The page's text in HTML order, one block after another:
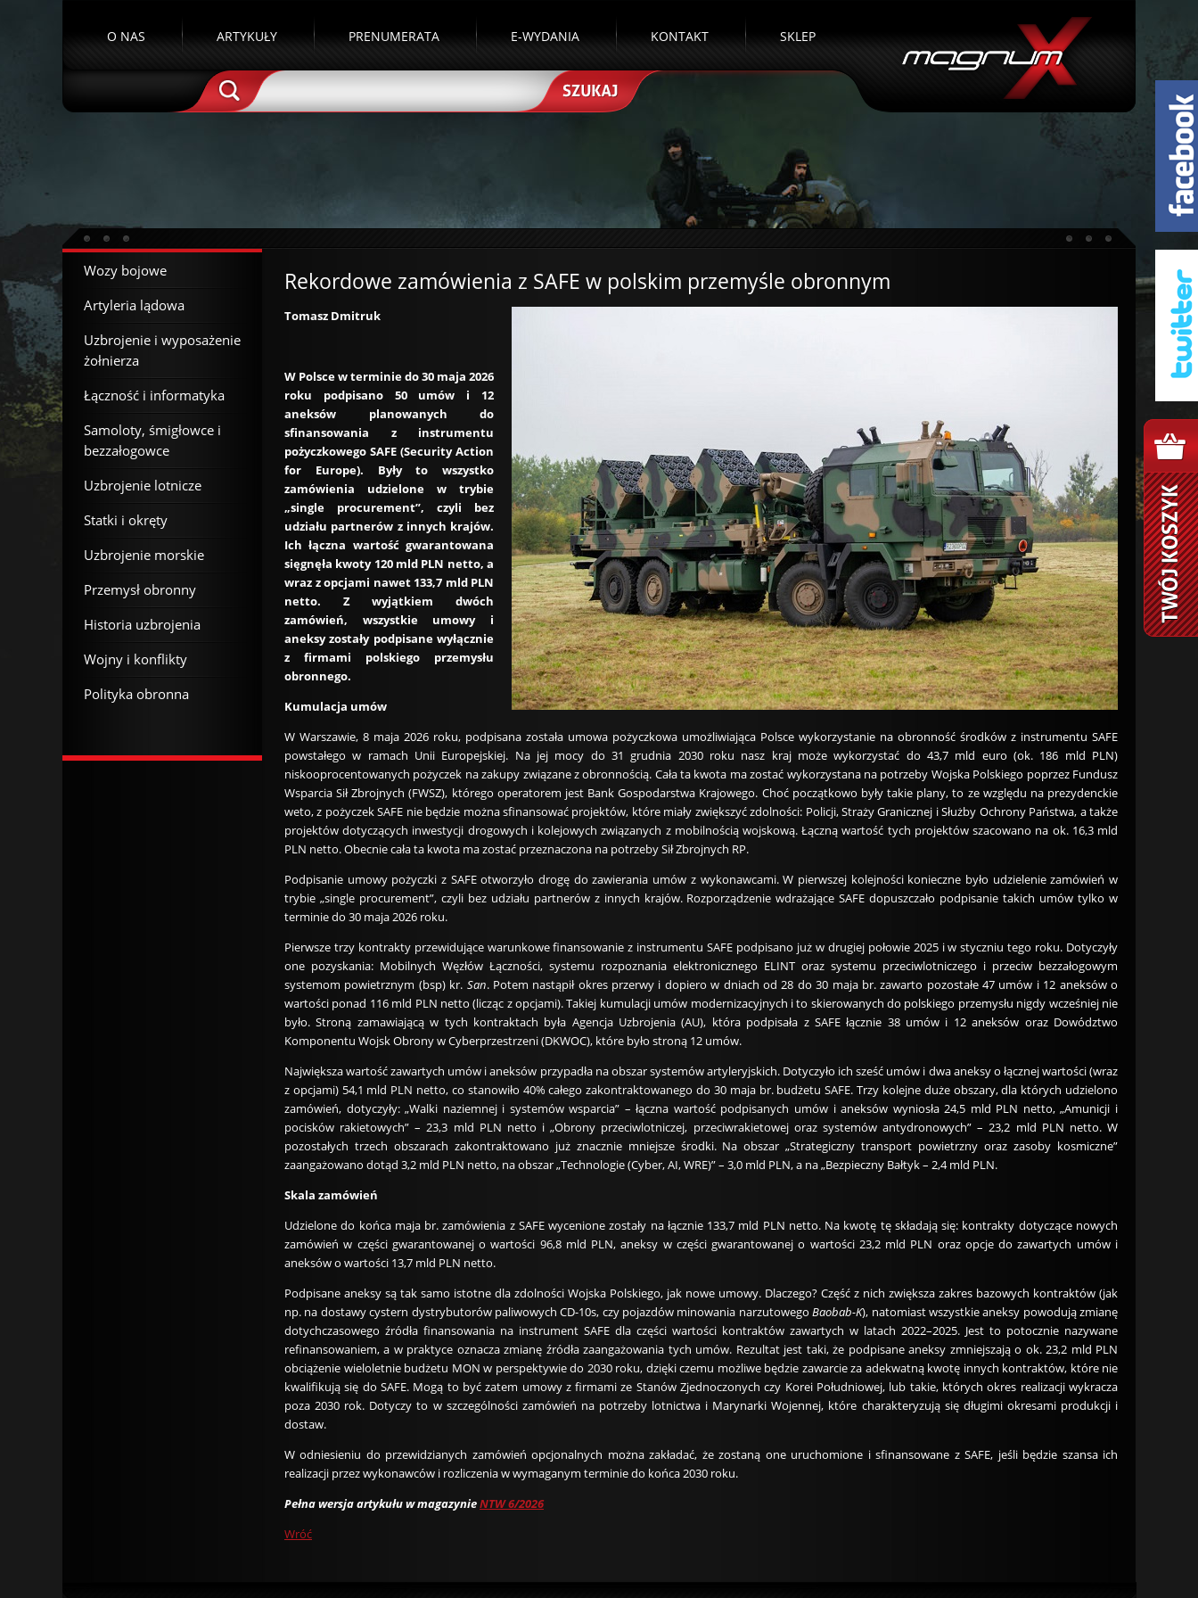
O NAS ARTYKUŁY PRENUMERATA E-WYDANIA KONTAKT SKLEP
Rekordowe zamówienia z SAFE w polskim przemyśle obronnym
Tomasz Dmitruk
W Polsce w terminie do 30 maja 2026
roku podpisano 50 umów i 12
aneksów planowanych do
sfinansowania z instrumentu
pożyczkowego SAFE (Security Action
for Europe). Były to wszystko
zamówienia udzielone w trybie
„single procurement”, czyli bez
udziału partnerów z innych krajów.
Ich łączna wartość gwarantowana
sięgnęła kwoty 120 mld PLN netto, a
wraz z opcjami nawet 133,7 mld PLN
netto. Z wyjątkiem dwóch
zamówień, wszystkie umowy i
aneksy zostały podpisane wyłącznie
z firmami polskiego przemysłu
obronnego.
Kumulacja umów
W Warszawie, 8 maja 2026 roku, podpisana została umowa pożyczkowa umożliwiająca Polsce wykorzystanie na obronność środków z instrumentu SAFE
powstałego w ramach Unii Europejskiej. Na jej mocy do 31 grudnia 2030 roku nasz kraj może wykorzystać do 43,7 mld euro (ok. 186 mld PLN)
niskooprocentowanych pożyczek na zakupy związane z obronnością. Cała ta kwota ma zostać wykorzystana na potrzeby Wojska Polskiego poprzez Fundusz
Wsparcia Sił Zbrojnych (FWSZ), którego operatorem jest Bank Gospodarstwa Krajowego. Choć początkowo były takie plany, to ze względu na prezydenckie
weto, z pożyczek SAFE nie będzie można sfinansować projektów, które miały zwiększyć zdolności: Policji, Straży Granicznej i Służby Ochrony Państwa, a także
projektów dotyczących inwestycji drogowych i kolejowych związanych z mobilnością wojskową. Łączną wartość tych projektów szacowano na ok. 16,3 mld
PLN netto. Obecnie cała ta kwota ma zostać przeznaczona na potrzeby Sił Zbrojnych RP.
Podpisanie umowy pożyczki z SAFE otworzyło drogę do zawierania umów z wykonawcami. W pierwszej kolejności konieczne było udzielenie zamówień w
trybie „single procurement”, czyli bez udziału partnerów z innych krajów. Rozporządzenie wdrażające SAFE dopuszczało podpisanie takich umów tylko w
terminie do 30 maja 2026 roku.
Pierwsze trzy kontrakty przewidujące warunkowe finansowanie z instrumentu SAFE podpisano już w drugiej połowie 2025 i w styczniu tego roku. Dotyczyły
one pozyskania: Mobilnych Węzłów Łączności, systemu rozpoznania elektronicznego ELINT oraz systemu przeciwlotniczego i przeciw bezzałogowym
systemom powietrznym (bsp) kr. San. Potem nastąpił okres przerwy i dopiero w dniach od 28 do 30 maja br. zawarto pozostałe 47 umów i 12 aneksów o
wartości ponad 116 mld PLN netto (licząc z opcjami). Takiej kumulacji umów modernizacyjnych i to skierowanych do polskiego przemysłu nigdy wcześniej nie
było. Stroną zamawiającą w tych kontraktach była Agencja Uzbrojenia (AU), która podpisała z SAFE łącznie 38 umów i 12 aneksów oraz Dowództwo
Komponentu Wojsk Obrony w Cyberprzestrzeni (DKWOC), które było stroną 12 umów.
Największa wartość zawartych umów i aneksów przypadła na obszar systemów artyleryjskich. Dotyczyło ich sześć umów i dwa aneksy o łącznej wartości (wraz
z opcjami) 54,1 mld PLN netto, co stanowiło 40% całego zakontraktowanego do 30 maja br. budżetu SAFE. Trzy kolejne duże obszary, dla których udzielono
zamówień, dotyczyły: „Walki naziemnej i systemów wsparcia” – łączna wartość podpisanych umów i aneksów wyniosła 24,5 mld PLN netto, „Amunicji i
pocisków rakietowych” – 23,3 mld PLN netto i „Obrony przeciwlotniczej, przeciwrakietowej oraz systemów antydronowych” – 23,2 mld PLN netto. W
pozostałych trzech obszarach zakontraktowano już znacznie mniejsze środki. Na obszar „Strategiczny transport powietrzny oraz zasoby kosmiczne”
zaangażowano dotąd 3,2 mld PLN netto, na obszar „Technologie (Cyber, AI, WRE)” – 3,0 mld PLN, a na „Bezpieczny Bałtyk – 2,4 mld PLN.
Skala zamówień
Udzielone do końca maja br. zamówienia z SAFE wycenione zostały na łącznie 133,7 mld PLN netto. Na kwotę tę składają się: kontrakty dotyczące nowych
zamówień w części gwarantowanej o wartości 96,8 mld PLN, aneksy w części gwarantowanej o wartości 23,2 mld PLN oraz opcje do zawartych umów i
aneksów o wartości 13,7 mld PLN netto.
Podpisane aneksy są tak samo istotne dla zdolności Wojska Polskiego, jak nowe umowy. Dlaczego? Część z nich zwiększa zakres bazowych kontraktów (jak
np. na dostawy cystern dystrybutorów paliwowych CD-10s, czy pojazdów minowania narzutowegoBaobab-K), natomiast wszystkie aneksy powodują zmianę
dotychczasowego źródła finansowania na instrument SAFE dla części wartości kontraktów zawartych w latach 2022–2025. Jest to potocznie nazywane
refinansowaniem, a w praktyce oznacza zmianę źródła zaangażowania tych umów. Rezultat jest taki, że podpisane aneksy zmniejszają o ok. 23,2 mld PLN
obciążenie wieloletnie budżetu MON w perspektywie do 2030 roku, dzięki czemu możliwe będzie zawarcie za adekwatną kwotę innych kontraktów, które nie
kwalifikują się do SAFE. Mogą to być zatem umowy z firmami ze Stanów Zjednoczonych czy Korei Południowej, lub takie, których okres realizacji wykracza
poza 2030 rok. Dotyczy to w szczególności zamówień na potrzeby lotnictwa i Marynarki Wojennej, które charakteryzują się długimi okresami produkcji i
dostaw.
W odniesieniu do przewidzianych zamówień opcjonalnych można zakładać, że zostaną one uruchomione i sfinansowane z SAFE, jeśli będzie szansa ich
realizacji przez wykonawców i rozliczenia w wymaganym terminie do końca 2030 roku.
Pełna wersja artykułu w magazynieNTW 6/2026
Wróć
Wozy bojowe
Artyleria lądowa
Uzbrojenie i wyposażenie
żołnierza
Łączność i informatyka
Samoloty, śmigłowce i
bezzałogowce
Uzbrojenie lotnicze
Statki i okręty
Uzbrojenie morskie
Przemysł obronny
Historia uzbrojenia
Wojny i konflikty
Polityka obronna